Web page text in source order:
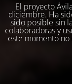
El proyecto
diciembre. Ha
sido posible sin
colaboradoras y
este momento no